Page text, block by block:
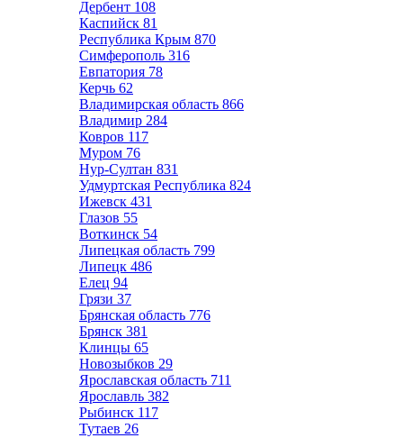
Дербент 108
Каспийск 81
Республика Крым 870
Симферополь 316
Евпатория 78
Керчь 62
Владимирская область 866
Владимир 284
Ковров 117
Муром 76
Нур-Султан 831
Удмуртская Республика 824
Ижевск 431
Глазов 55
Воткинск 54
Липецкая область 799
Липецк 486
Елец 94
Грязи 37
Брянская область 776
Брянск 381
Клинцы 65
Новозыбков 29
Ярославская область 711
Ярославль 382
Рыбинск 117
Тутаев 26